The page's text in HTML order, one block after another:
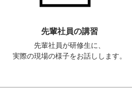
先輩社員の講習
先輩社員が研修生に、
実際の現場の様子をお話しします。